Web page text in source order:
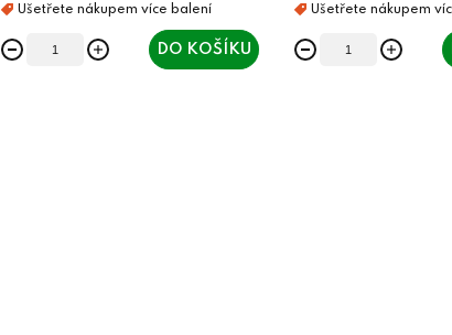
DO KOŠÍKU